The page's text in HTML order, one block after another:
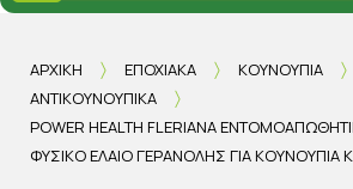
ΑΡΧΙΚΉ ΕΠΟΧΙΑΚΆ
ΚΟΥΝΟΎΠΙΑ
ΑΝΤΙΚΟΥΝΟΥΠΙΚΆ
POWER HEALTH FLERIANA
ΦΥΣΙΚΌ ΈΛΑΙΟ ΓΕΡΑΝΌΛΗΣ ΓΙΑ ΚΟΥΝΟΎΠΙΑ